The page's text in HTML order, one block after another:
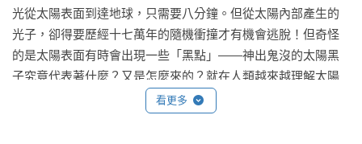
光從太陽表面到達地球，只需要八分鐘。但從太陽內部產生的
光子，卻得要歷經十七萬年的隨機衝撞才有機會逃脫！但奇怪
的是太陽表面有時會出現一些「黑點」——神出鬼沒的太陽黑
子究竟代表著什麼？又是怎麼來的？就在人類越來越理解太陽
的過程中，太陽仍不時發出突襲的怪招，更加令人迷惑卻也感
看更多